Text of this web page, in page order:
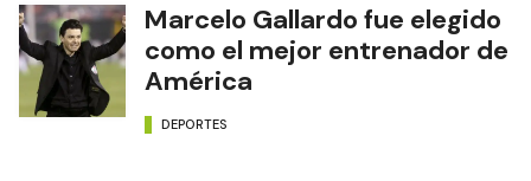
Marcelo Gallardo fue elegido
como el mejor entrenador de
América
DEPORTES